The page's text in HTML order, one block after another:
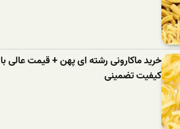
خرید ماکارونی رشته ای پهن + قیمت عالی با
کیفیت تضمینی